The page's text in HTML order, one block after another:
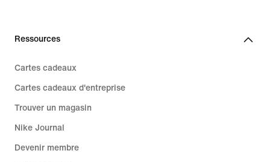
Ressources
Cartes cadeaux
Cartes cadeaux d'entreprise
Trouver un magasin
Nike Journal
Devenir membre